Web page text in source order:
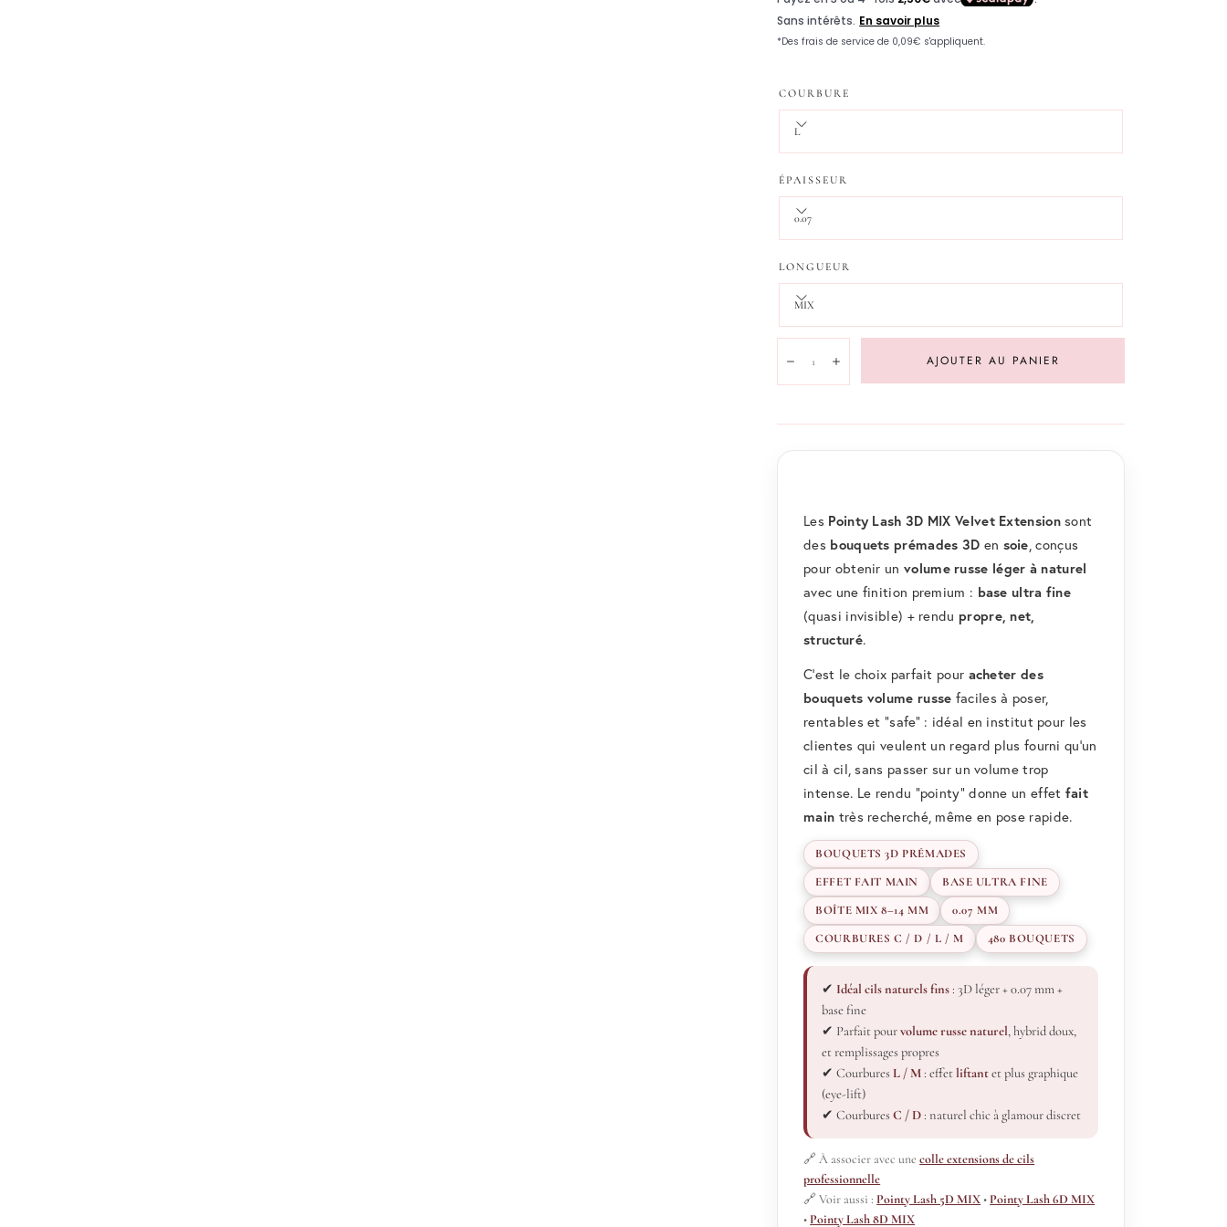
COURBURE
L
ÉPAISSEUR
0.07
LONGUEUR
MIX
DiminuerAugmenter AJOUTER AU PANIER
Les Pointy Lash 3D MIX Velvet Extensionsont
des bouquets prémades 3D en soie, conçus
pour obtenir un volume russe léger à naturel
avec une finition premium : base ultra fine
(quasi invisible) + rendu propre, net,
structuré.
C’est le choix parfait pour acheter des
bouquets volume russe faciles à poser,
rentables et “safe” : idéal en institut pour les
clientes qui veulent un regard plus fourni qu’un
cil à cil, sans passer sur un volume trop
intense. Le rendu “pointy” donne un effet fait
main très recherché, même en pose rapide.
BOUQUETS 3D PRÉMADES
EFFET FAIT MAIN
BASE ULTRA FINE
BOÎTE MIX 8–14 MM
0.07 MM
COURBURES C / D / L / M
480 BOUQUETS
✔ Idéal cils naturels fins : 3D léger + 0.07 mm +
base fine
✔ Parfait pourvolume russe naturel, hybrid doux,
et remplissages propres
✔ Courbures L / M : effetliftantet plus graphique
(eye-lift)
✔ CourburesC / D : naturel chic à glamour discret
🔗 À associer avec unecolle extensions de cils
professionnelle
🔗 Voir aussi : Pointy Lash 5D MIX• Pointy Lash 6D MIX
• Pointy Lash 8D MIX